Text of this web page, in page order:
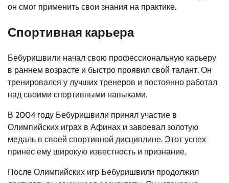
он смог применить свои знания на практике.
Спортивная карьера
Бебуришвили начал свою профессиональную карьеру
в раннем возрасте и быстро проявил свой талант. Он
тренировался у лучших тренеров и постоянно работал
над своими спортивными навыками.
В 2004 году Бебуришвили принял участие в
Олимпийских играх в Афинах и завоевал золотую
медаль в своей спортивной дисциплине. Этот успех
принес ему широкую известность и признание.
После Олимпийских игр Бебуришвили продолжил